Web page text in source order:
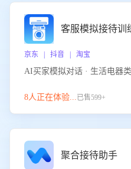
客服模拟接待训
京东 | 抖音 | 淘宝
AI买家模拟对话 · 生活电器
8人正在体验...已售599+
聚合接待助手